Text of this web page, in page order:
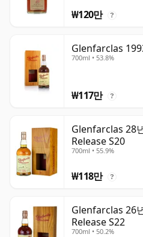
₩120만 ?
Glenfarclas
700ml • 53.8%
₩117만 ?
Glenfarclas 28
Release S20
700ml • 55.9%
₩118만 ?
Glenfarclas 26
Release S22
700ml • 50.2%